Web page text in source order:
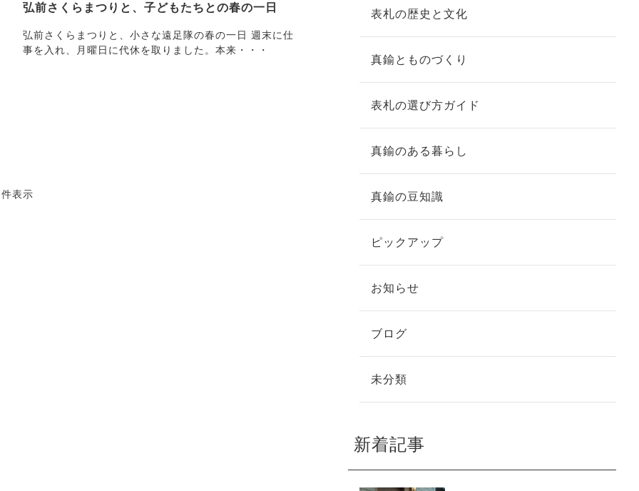
弘前さくらまつりと、子どもたちとの春の一日
弘前さくらまつりと、小さな遠足隊の春の一日 週末に仕
事を入れ、月曜日に代休を取りました。本来・・・
表示
表札の歴史と文化
真鍮とものづくり
表札の選び方ガイド
真鍮のある暮らし
真鍮の豆知識
ピックアップ
お知らせ
ブログ
未分類
新着記事